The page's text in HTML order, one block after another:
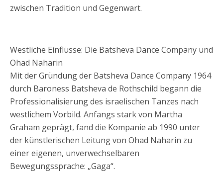
zwischen Tradition und Gegenwart.
Westliche Einflüsse: Die Batsheva Dance Company und
Ohad Naharin
Mit der Gründung der Batsheva Dance Company 1964
durch Baroness Batsheva de Rothschild begann die
Professionalisierung des israelischen Tanzes nach
westlichem Vorbild. Anfangs stark von Martha
Graham geprägt, fand die Kompanie ab 1990 unter
der künstlerischen Leitung von Ohad Naharin zu
einer eigenen, unverwechselbaren
Bewegungssprache: „Gaga“.